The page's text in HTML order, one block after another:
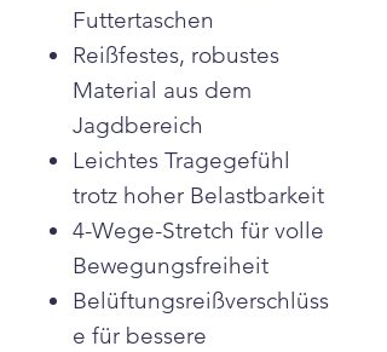
Futtertaschen
Reißfestes, robustes
Material aus dem
Jagdbereich
Leichtes Tragegefühl
trotz hoher Belastbarkeit
4-Wege-Stretch für volle
Bewegungsfreiheit
Belüftungsreißverschlüss
e für bessere